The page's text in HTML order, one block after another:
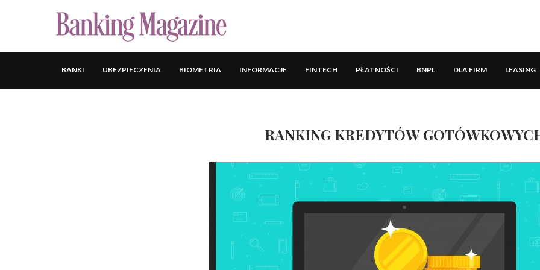
BANKI UBEZPIECZENIA BIOMETRIA INFORMACJE FINTECH PŁATNOŚCI BNPL DLA FIRM LEASING
RANKING KREDYTÓW